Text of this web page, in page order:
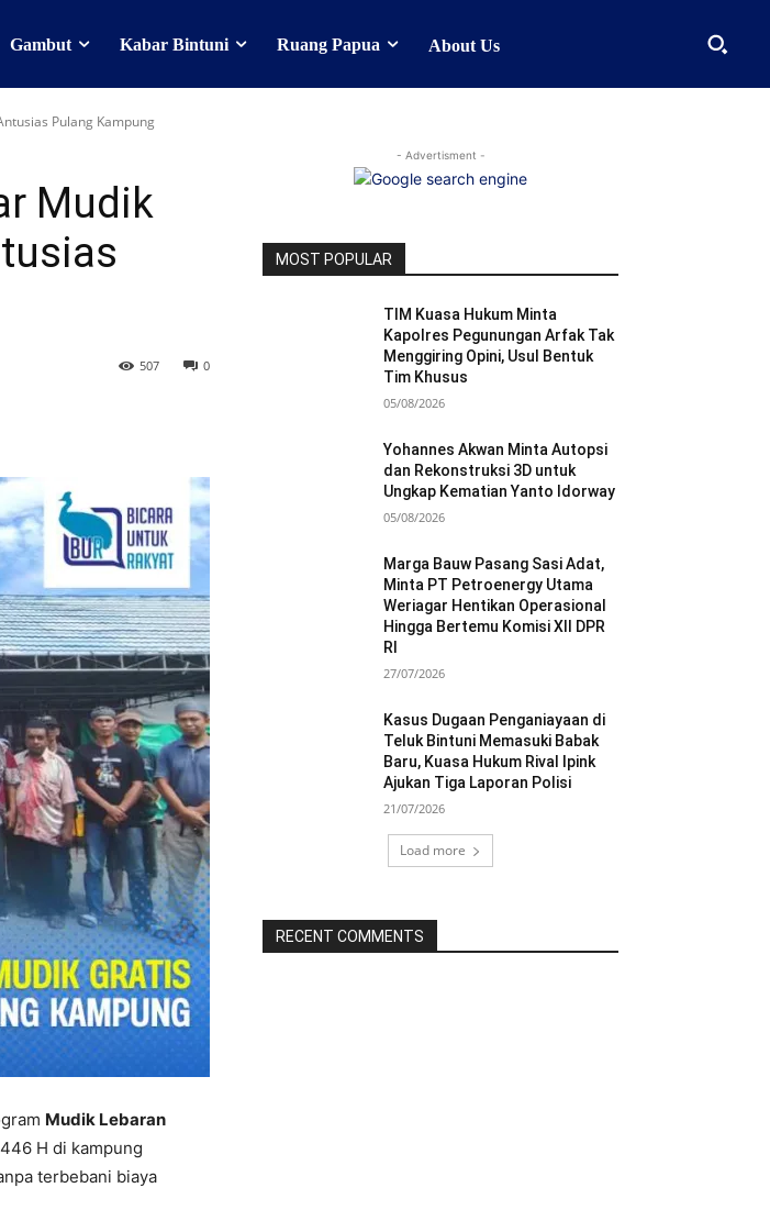
Gambut Kabar Bintuni Ruang Papua About Us
Pulang Kampung
Mudik
0
507
Mudik Lebaran
H di kampung
terbebani biaya
- Advertisment -
MOST POPULAR
TIM Kuasa Hukum Minta
Kapolres Pegunungan Arfak Tak
Menggiring Opini, Usul Bentuk
Tim Khusus
05/08/2026
Yohannes Akwan Minta Autopsi
dan Rekonstruksi 3D untuk
Ungkap Kematian Yanto Idorway
05/08/2026
Marga Bauw Pasang Sasi Adat,
Minta PT Petroenergy Utama
Weriagar Hentikan Operasional
Hingga Bertemu Komisi XII DPR
RI
27/07/2026
Kasus Dugaan Penganiayaan di
Teluk Bintuni Memasuki Babak
Baru, Kuasa Hukum Rival Ipink
Ajukan Tiga Laporan Polisi
21/07/2026
Load more
RECENT COMMENTS